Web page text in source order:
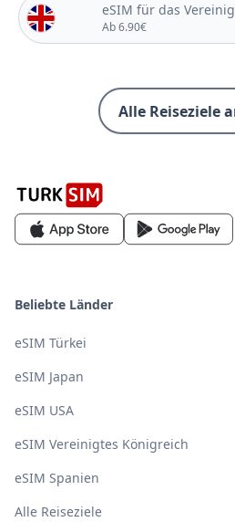
eSIM für das
Ab 6.90€
Alle Reiseziele
Beliebte Länder
eSIM Türkei
eSIM Japan
eSIM USA
eSIM Vereinigtes Königreich
eSIM Spanien
Alle Reiseziele